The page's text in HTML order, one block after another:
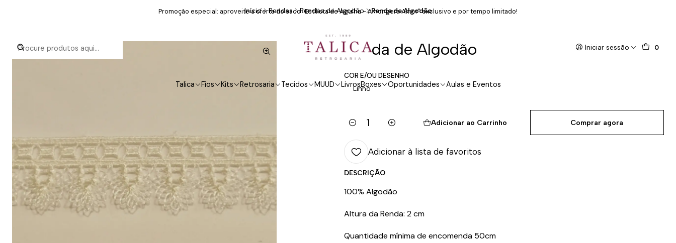
Iniciar sessão 0
Talica Fios Kits Retrosaria Tecidos MUUD LivrosBoxes Oportunidades Aulas e Eventos
Promoção especial: aproveite a oferta do saco "Estilista de Agulha - Amor gera Amor" exclusivo e por tempo limitado!
Início Rendas Rendas de Algodão Renda de Algodão
Renda de Algodão
COR E/OU DESENHO
Linho
Quantidade
Adicionar ao Carrinho Comprar agora
Adicionar à lista de favoritos
DESCRIÇÃO
100% Algodão
Altura da Renda: 2 cm
Quantidade mínima de encomenda 50cm